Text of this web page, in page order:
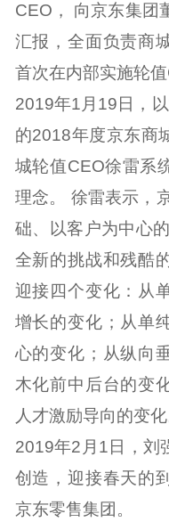
CEO， 向京东集团
汇报，全面负责商
首次在内部实施轮
2019年1月19日，
的2018年度京东商
城轮值CEO徐雷系
理念。 徐雷表示，
础、以客户为中心
全新的挑战和残酷
迎接四个变化：从
增长的变化；从单
心的变化；从纵向
木化前中后台的变
人才激励导向的变化
2019年2月1日，刘
创造，迎接春天的
京东零售集团。